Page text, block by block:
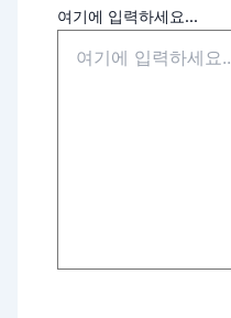
여기에 입력하세요...